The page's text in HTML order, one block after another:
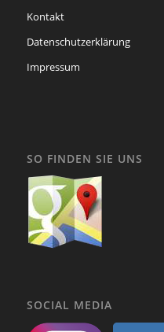
Kontakt
Datenschutzerklärung
Impressum
SO FINDEN SIE UNS
SOCIAL MEDIA